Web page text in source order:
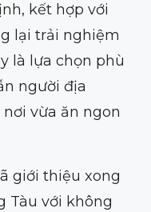
kết hợp với
lại trải nghiệm
là lựa chọn phù
người địa
vừa ăn ngon
giới thiệu xong
Tàu với không